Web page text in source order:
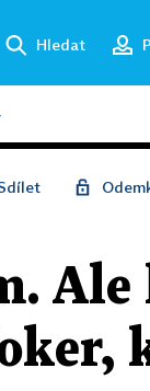
Hledat
Ale